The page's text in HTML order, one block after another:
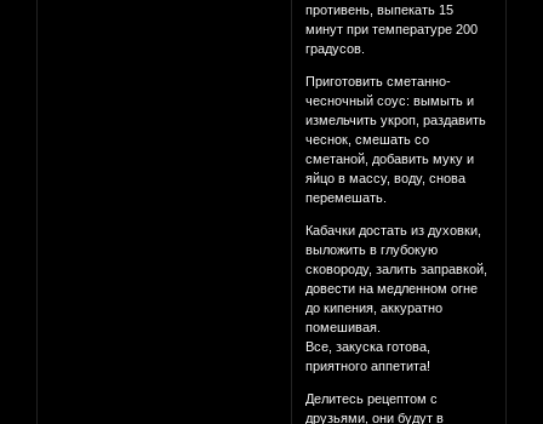
противень, выпекать 15
минут при температуре 200
градусов.
Приготовить сметанно-
чесночный соус: вымыть и
измельчить укроп, раздавить
чеснок, смешать со
сметаной, добавить муку и
яйцо в массу, воду, снова
перемешать.
Кабачки достать из духовки,
выложить в глубокую
сковороду, залить заправкой,
довести на медленном огне
до кипения, аккуратно
помешивая.
Все, закуска готова,
приятного аппетита!
Делитесь рецептом с
друзьями, они будут в